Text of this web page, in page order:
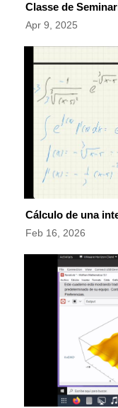
Classe de
Apr 9, 2025
Cálculo de una
Feb 16, 2026